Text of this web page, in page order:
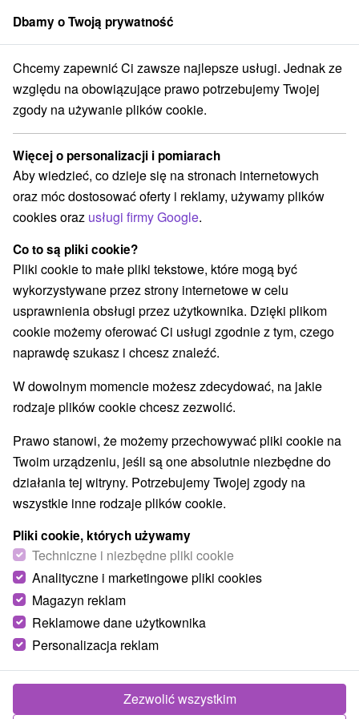
członek grupySorger
Zamki Východné Slovensko Košický kraj Markušovce
Zamki Markušovce a v okolí
Kategorie
Wszystkie kategorie
Atrakcje turystyczne(1)
Zamki, pałace, ruiny(1) Zamki(2)
Parki miejskie i zamkowe
Dwór Markušovce
Košický kraj -Markušovce
Dbamy o Twoją prywatność
Chcemy zapewnić Ci zawsze najlepsze usługi. Jednak ze
względu na obowiązujące prawo potrzebujemy Twojej
zgody na używanie plików cookie.
Więcej o personalizacji i pomiarach
Aby wiedzieć, co dzieje się na stronach internetowych
oraz móc dostosować oferty i reklamy, używamy plików
cookies oraz usługi firmy Google.
Co to są pliki cookie?
Pliki cookie to małe pliki tekstowe, które mogą być
wykorzystywane przez strony internetowe w celu
usprawnienia obsługi przez użytkownika. Dzięki plikom
cookie możemy oferować Ci usługi zgodnie z tym, czego
naprawdę szukasz i chcesz znaleźć.
W dowolnym momencie możesz zdecydować, na jakie
rodzaje plików cookie chcesz zezwolić.
Prawo stanowi, że możemy przechowywać pliki cookie na
Twoim urządzeniu, jeśli są one absolutnie niezbędne do
działania tej witryny. Potrzebujemy Twojej zgody na
wszystkie inne rodzaje plików cookie.
Pliki cookie, których używamy
Techniczne i niezbędne pliki cookie
Analityczne i marketingowe pliki cookies
Magazyn reklam
Reklamowe dane użytkownika
Personalizacja reklam
Zezwolić wszystkim